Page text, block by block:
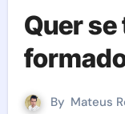
Quer
By Mateus